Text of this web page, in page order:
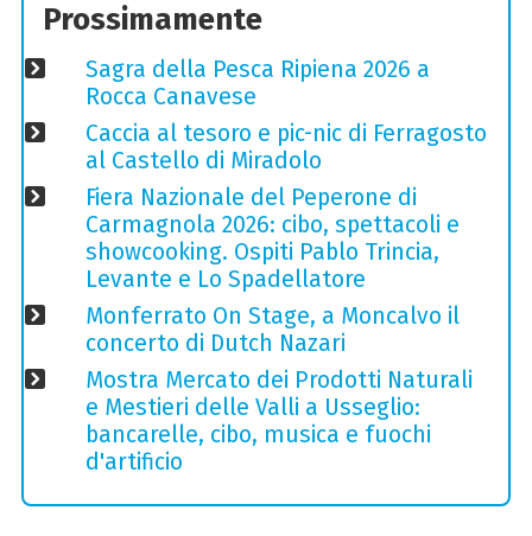
Prossimamente
Sagra della Pesca Ripiena 2026 a
Rocca Canavese
Caccia al tesoro e pic-nic di Ferragosto
al Castello di Miradolo
Fiera Nazionale del Peperone di
Carmagnola 2026: cibo, spettacoli e
showcooking. Ospiti Pablo Trincia,
Levante e Lo Spadellatore
Monferrato On Stage, a Moncalvo il
concerto di Dutch Nazari
Mostra Mercato dei Prodotti Naturali
e Mestieri delle Valli a Usseglio:
bancarelle, cibo, musica e fuochi
d'artificio